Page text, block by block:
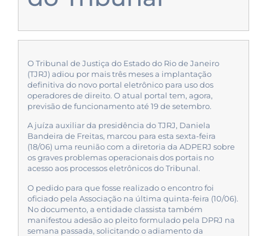
O Tribunal de Justiça do Estado do Rio de Janeiro
(TJRJ) adiou por mais três meses a implantação
definitiva do novo portal eletrônico para uso dos
operadores de direito. O atual portal tem, agora,
previsão de funcionamento até 19 de setembro.
A juíza auxiliar da presidência do TJRJ, Daniela
Bandeira de Freitas, marcou para esta sexta-feira
(18/06) uma reunião com a diretoria da ADPERJ sobre
os graves problemas operacionais dos portais no
acesso aos processos eletrônicos do Tribunal.
O pedido para que fosse realizado o encontro foi
oficiado pela Associação na última quinta-feira (10/06).
No documento, a entidade classista também
manifestou adesão ao pleito formulado pela DPRJ na
semana passada, solicitando o adiamento da